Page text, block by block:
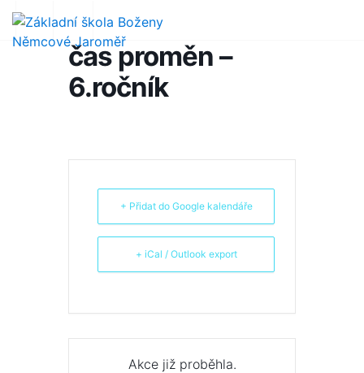
čas proměn –
6.ročník
+ Přidat do Google kalendáře
+ iCal / Outlook export
Akce již proběhla.